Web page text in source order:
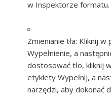
w Inspektorze formatu.
Zmienianie tła: Kliknij w
Wypełnienie, a
dostosować tło, kliknij
etykiety Wypełnij, a
narzędzi, aby dokonać